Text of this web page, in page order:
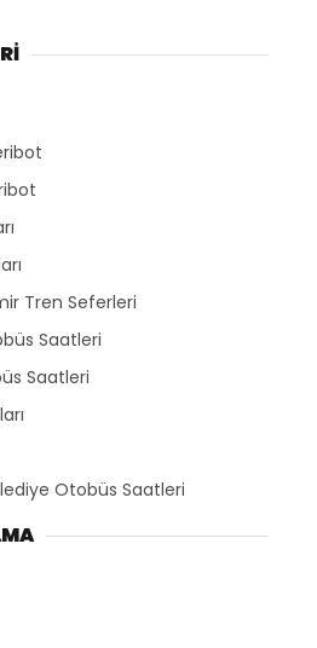
Tren Seferleri
Saatleri
Saatleri
Otobüs Saatleri